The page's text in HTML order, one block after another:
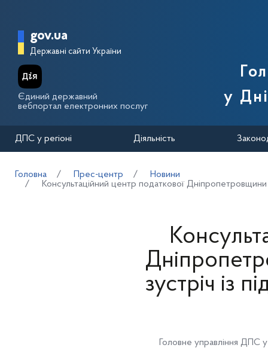
Головна сторінка Державної
gov.ua
Державні сайти України
Єдиний державний
вебпортал електронних послуг
у
ДПС у регіоні Діяльність
Головна Прес-центр
Новини
Консультаційний центр податкової
зустріч із
Головне управління ДПС